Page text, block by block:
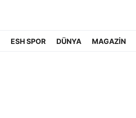
ESH SPOR DÜNYA MAGAZİN